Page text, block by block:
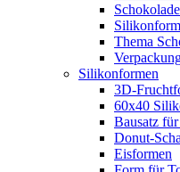
Thema
Silikonformen
3D-
60x40
Bausatz
Donut-
Eisformen